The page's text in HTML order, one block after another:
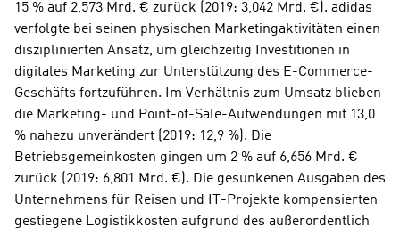
15 % auf 2,573 Mrd. € zurück (2019: 3,042 Mrd. €). adidas
verfolgte bei seinen physischen Marketingaktivitäten einen
disziplinierten Ansatz, um gleichzeitig Investitionen in
digitales Marketing zur Unterstützung des E-Commerce-
Geschäfts fortzuführen. Im Verhältnis zum Umsatz blieben
die Marketing- und Point-of-Sale-Aufwendungen mit 13,0
% nahezu unverändert (2019: 12,9 %). Die
Betriebsgemeinkosten gingen um 2 % auf 6,656 Mrd. €
zurück (2019: 6,801 Mrd. €). Die gesunkenen Ausgaben des
Unternehmens für Reisen und IT-Projekte kompensierten
gestiegene Logistikkosten aufgrund des außerordentlich